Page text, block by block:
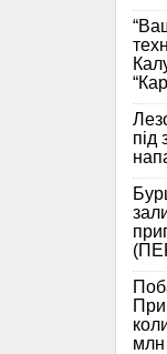
під
млн